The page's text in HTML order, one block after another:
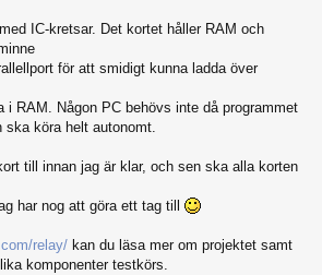
IC-kretsar. Det kortet håller RAM och
för att smidigt kunna ladda över
i RAM. Någon PC behövs inte då programmet
ska köra helt autonomt.
till innan jag är klar, och sen ska alla korten
har nog att göra ett tag till
relay/ kan du läsa mer om projektet samt
komponenter testkörs.